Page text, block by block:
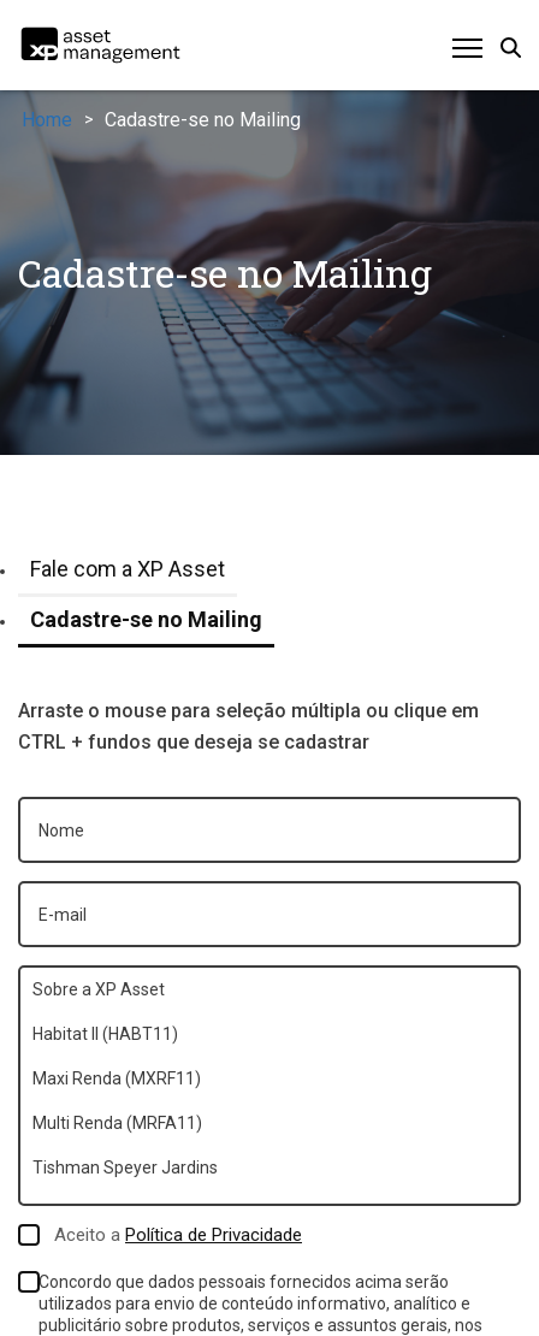
Cadastre-se no Mailing
Home > Cadastre-se no Mailing
Fale com a XP Asset
Cadastre-se no Mailing
Arraste o mouse para seleção múltipla ou clique em
CTRL + fundos que deseja se cadastrar
Aceito a Política de Privacidade
Concordo que dados pessoais fornecidos acima serão
utilizados para envio de conteúdo informativo, analítico e
publicitário sobre produtos, serviços e assuntos gerais, nos